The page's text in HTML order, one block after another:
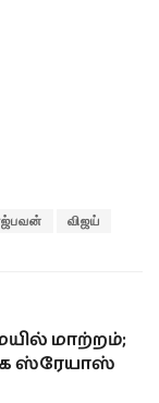
விஜய்
மாற்றம்;
ஸ்ரேயாஸ்